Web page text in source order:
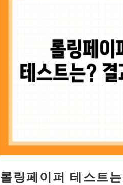
롤링페이퍼 테스트